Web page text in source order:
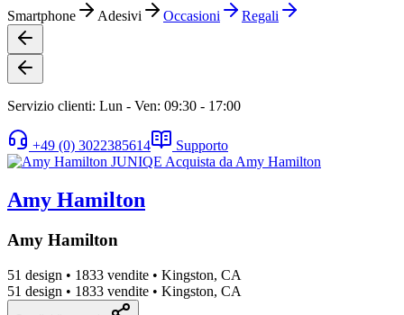
Smartphone
Adesivi Occasioni Regali
Servizio clienti: Lun - Ven: 09:30 - 17:00
+49 (0) 3022385614 Supporto
Amy Hamilton
Amy Hamilton
51 design • 1833 vendite • Kingston, CA
51 design • 1833 vendite • Kingston, CA